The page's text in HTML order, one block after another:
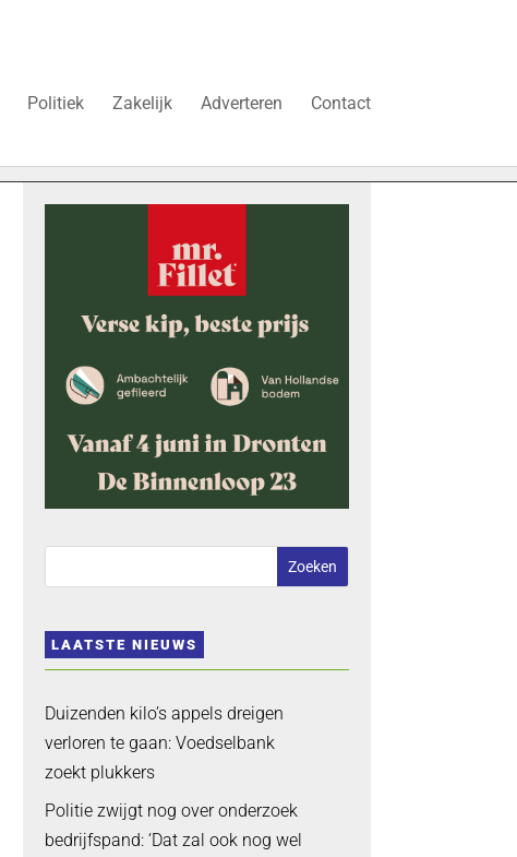
Politiek Zakelijk Adverteren Contact
LAATSTE NIEUWS
Duizenden kilo’s appels dreigen
verloren te gaan: Voedselbank
zoekt plukkers
Politie zwijgt nog over onderzoek
bedrijfspand: ‘Dat zal ook nog wel